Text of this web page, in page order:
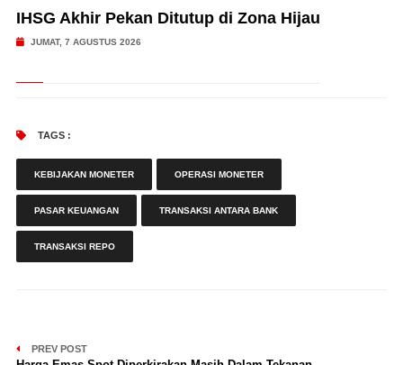
IHSG Akhir Pekan Ditutup di Zona Hijau
JUMAT, 7 AGUSTUS 2026
TAGS :
KEBIJAKAN MONETER OPERASI MONETER
PASAR KEUANGAN TRANSAKSI ANTARA BANK
TRANSAKSI REPO
PREV POST